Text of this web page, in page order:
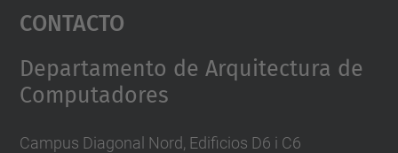
powered by
Contacto
Departamento de Arquitectura de
Computadores
Campus Diagonal Nord, Edificios D6 i C6